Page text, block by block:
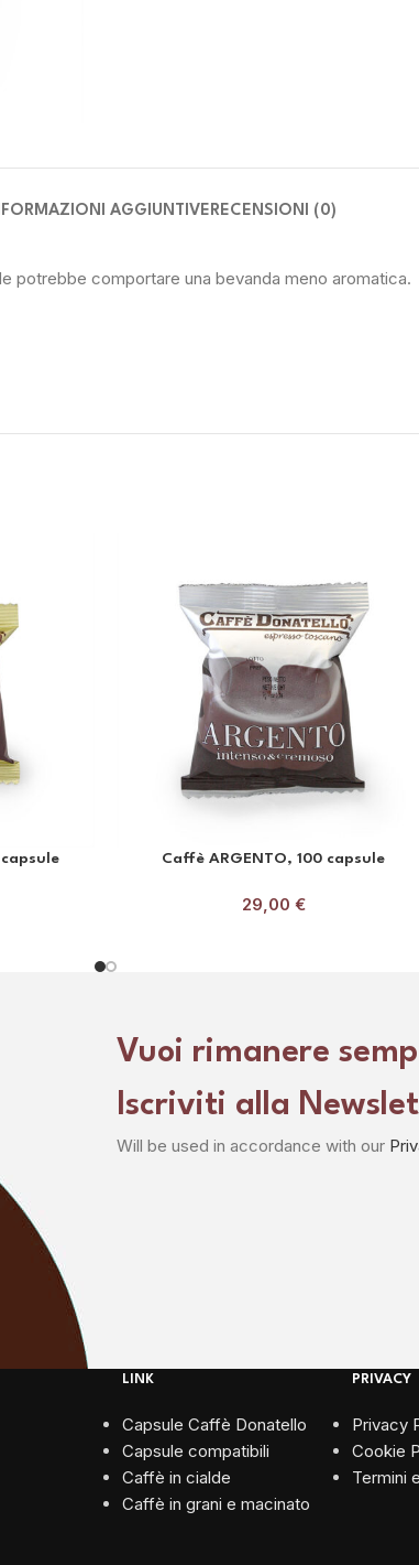
AGGIUNTIVE RECENSIONI (0)
potrebbe comportare una bevanda meno aromatica.
capsule Caffè ARGENTO, 100 capsule
29,00 €
Vuoi rimanere
Iscriviti alla
Will be used in accordance with our
LINK
Capsule Caffè Donatello
Capsule compatibili
Caffè in cialde
Caffè in grani e macinato
PRIVACY
Privacy
Cookie
Termini